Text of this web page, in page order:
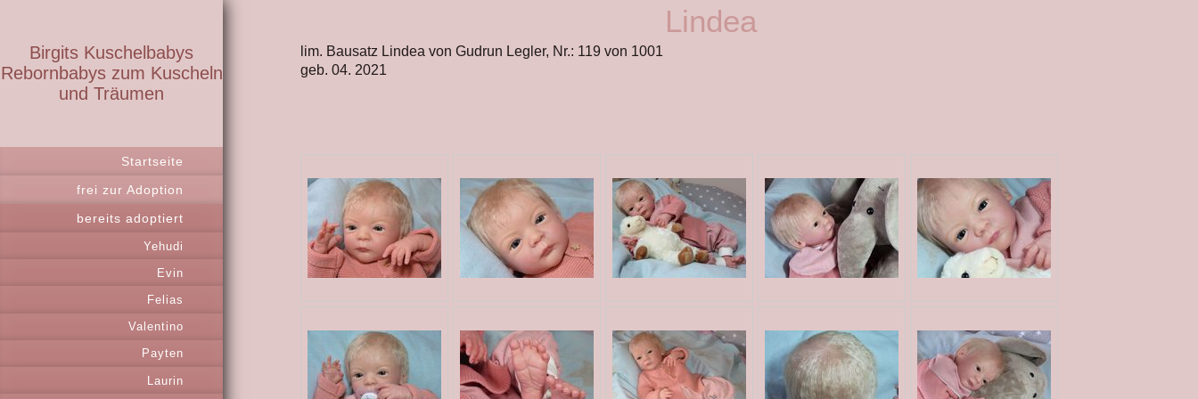
Birgits Kuschelbabys
Rebornbabys zum Kuscheln
und Träumen
Startseite
frei zur Adoption
bereits adoptiert
Yehudi
Evin
Felias
Valentino
Payten
Laurin
Lindea
lim. Bausatz Lindea von Gudrun Legler, Nr.: 119 von 1001
geb. 04. 2021